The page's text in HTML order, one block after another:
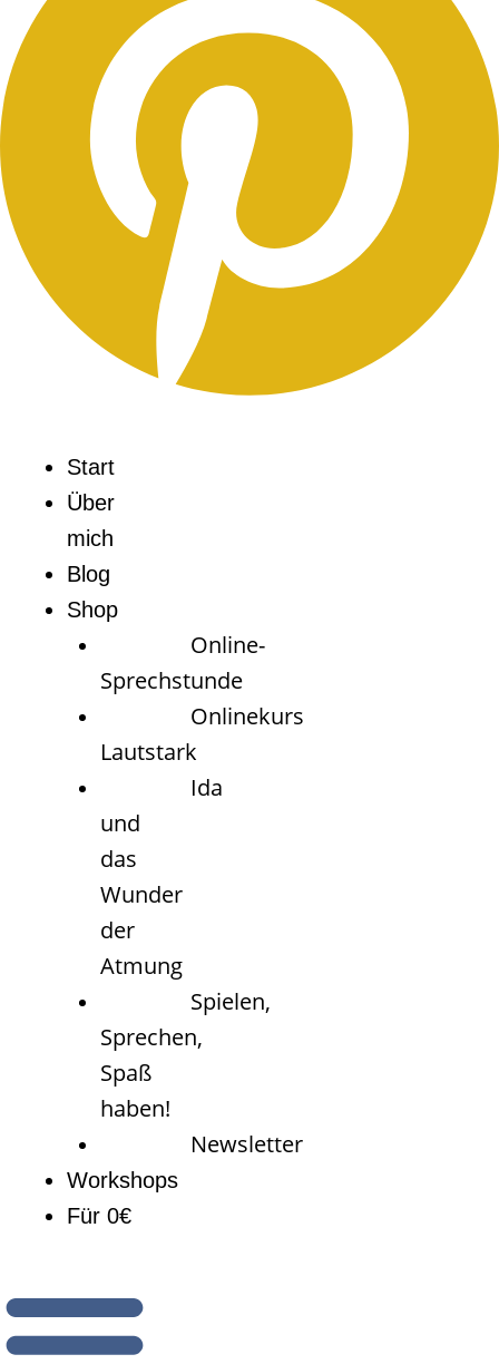
Start
Über
mich
Blog
Shop
Online-
Sprechstunde
Onlinekurs
Lautstark
Ida
und
das
Wunder
der
Atmung
Spielen,
Sprechen,
Spaß
haben!
Newsletter
Workshops
Für 0€